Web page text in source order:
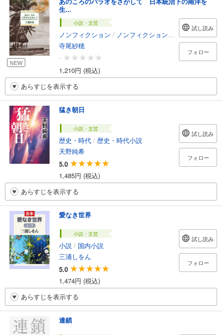
NEW
生...
小説・文芸
ノンフィクション / ノンフィクション・ドキュメンタリー
寺尾紗穂
-
1,210円 (税込)
試し読み
フォロー
あらすじを表示する
猛き朝日
小説・文芸
歴史・時代 / 歴史・時代小説
天野純希
5.0
1,485円 (税込)
試し読み
フォロー
あらすじを表示する
愛なき世界
小説・文芸
小説 / 国内小説
三浦しをん
5.0
1,474円 (税込)
試し読み
フォロー
あらすじを表示する
連鎖